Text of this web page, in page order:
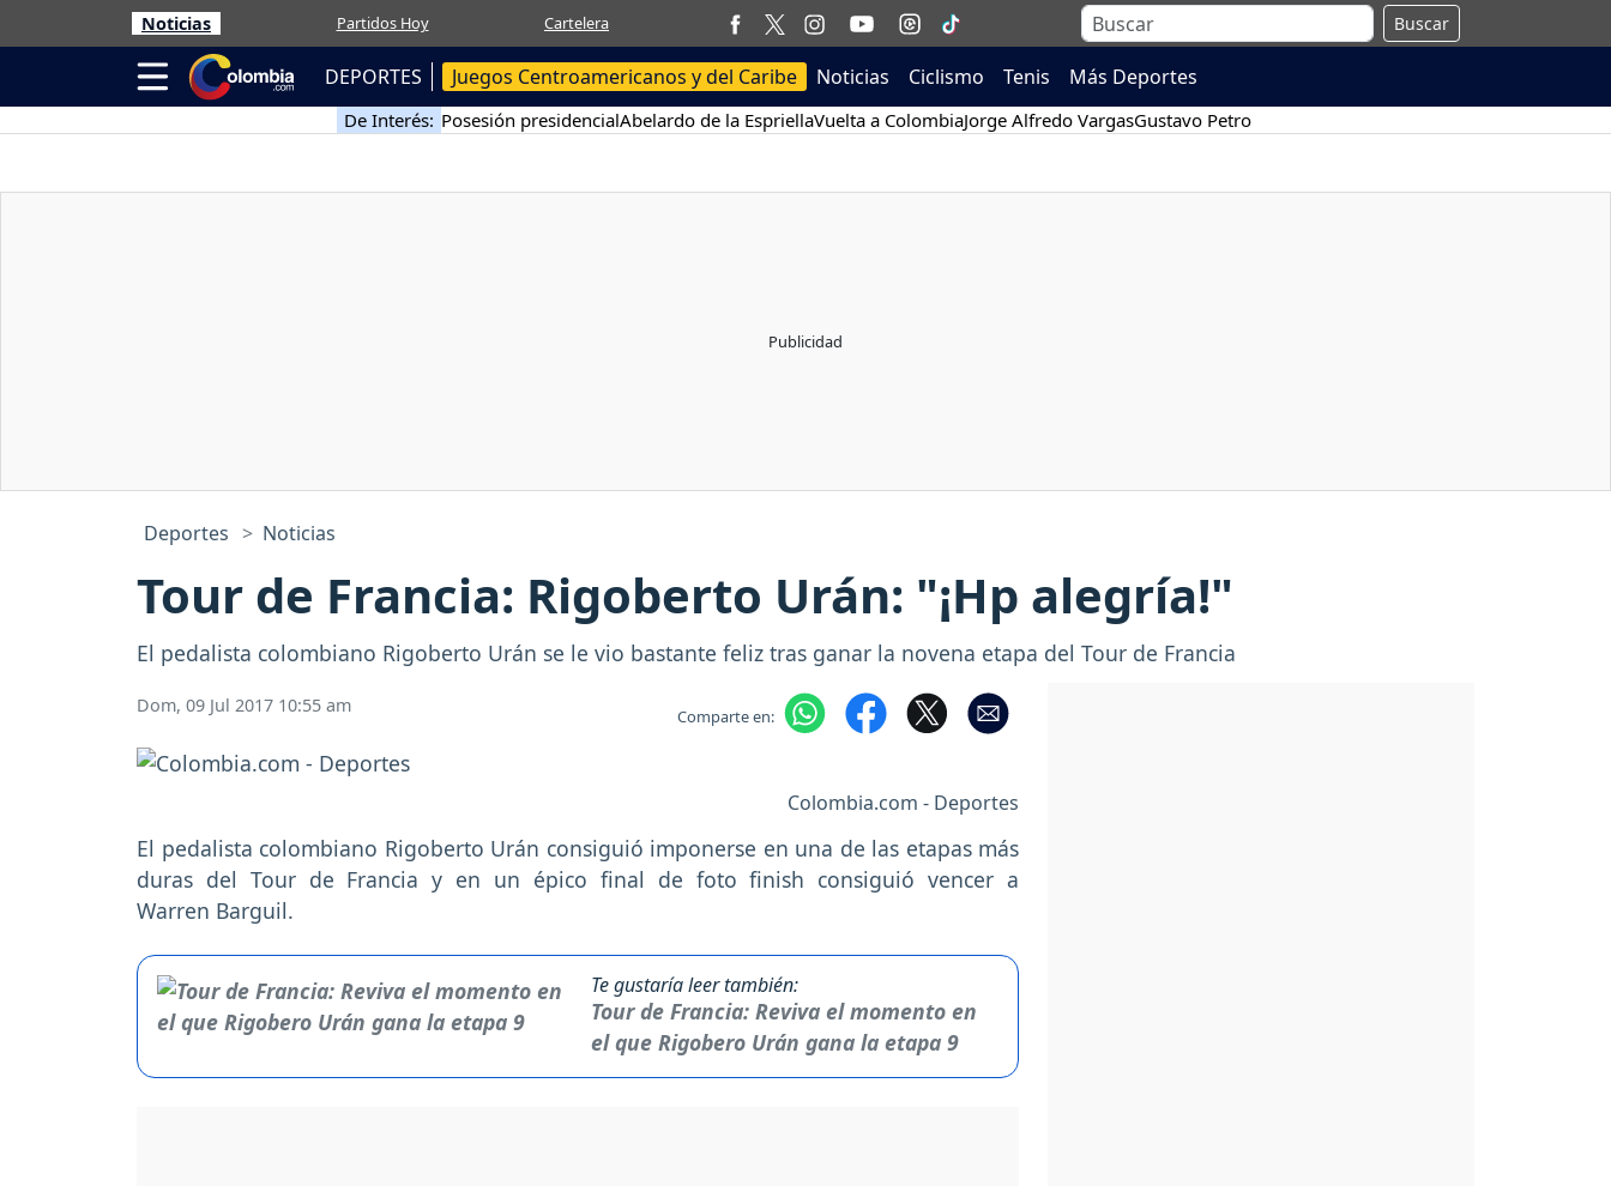
Noticias Partidos Hoy Cartelera Buscar
DEPORTES Juegos Centroamericanos y del Caribe Noticias Ciclismo Tenis Más Deportes
De Interés: Posesión presidencialAbelardo de la EspriellaVuelta a ColombiaJorge Alfredo VargasGustavo Petro
Deportes Noticias
Tour de Francia: Rigoberto Urán: "¡Hp alegría!"
El pedalista colombiano Rigoberto Urán se le vio bastante feliz tras ganar la novena etapa del Tour de Francia
Dom, 09 Jul 2017 10:55 am Comparte en:
Colombia.com - Deportes
El pedalista colombiano Rigoberto Urán consiguió imponerse en una de las etapas más
duras del Tour de Francia y en un épico final de foto finish consiguió vencer a
Warren Barguil.
Te gustaría leer también:
Tour de Francia: Reviva el momento en
el que Rigobero Urán gana la etapa 9